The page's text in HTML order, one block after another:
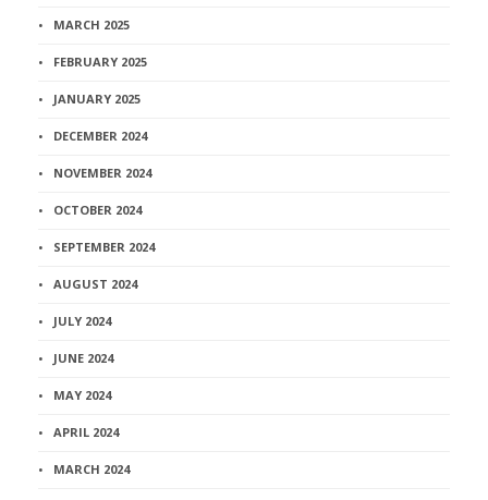
MARCH 2025
FEBRUARY 2025
JANUARY 2025
DECEMBER 2024
NOVEMBER 2024
OCTOBER 2024
SEPTEMBER 2024
AUGUST 2024
JULY 2024
JUNE 2024
MAY 2024
APRIL 2024
MARCH 2024